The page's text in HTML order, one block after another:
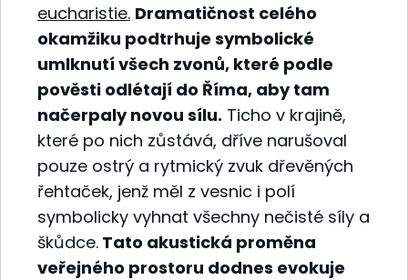
eucharistie. Dramatičnost celého
okamžiku podtrhuje symbolické
umlknutí všech zvonů, které podle
pověsti odlétají do Říma, aby tam
načerpaly novou sílu. Ticho v krajině,
které po nich zůstává, dříve narušoval
pouze ostrý a rytmický zvuk dřevěných
řehtaček, jenž měl z vesnic i polí
symbolicky vyhnat všechny nečisté síly a
škůdce. Tato akustická proměna
veřejného prostoru dodnes evokuje